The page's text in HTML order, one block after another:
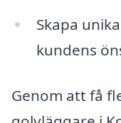
Skapa
kundens
Genom att få